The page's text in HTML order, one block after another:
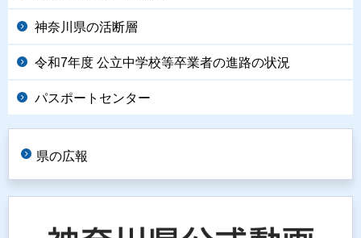
神奈川県の活断層
令和7年度 公立中学校等卒業者の進路の状況
パスポートセンター
県の広報